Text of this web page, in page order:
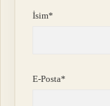
İsim*
E-Posta*